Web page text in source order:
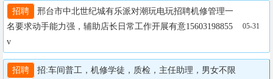
招聘
邢台市中北世纪城有乐派对潮玩电玩招聘机修管理一
名要求动手能力强，辅助店长日常工作开展有意15603198855
v
05-31
招聘
招:车间普工，机修学徒，质检，主任助理，男女不限